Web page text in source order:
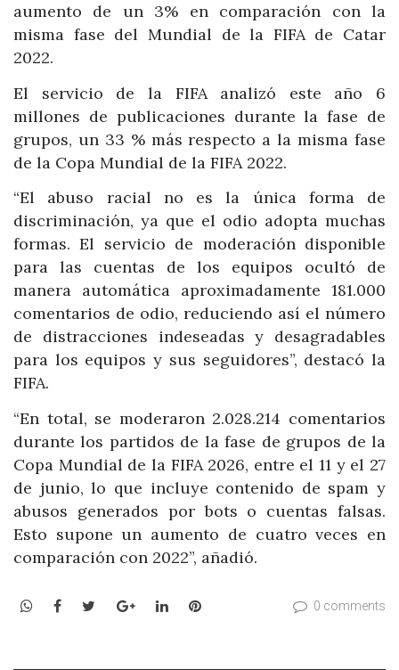
aumento de un 3% en comparación con la
misma fase del Mundial de la FIFA de Catar
2022.
El servicio de la FIFA analizó este año 6
millones de publicaciones durante la fase de
grupos, un 33 % más respecto a la misma fase
de la Copa Mundial de la FIFA 2022.
“El abuso racial no es la única forma de
discriminación, ya que el odio adopta muchas
formas. El servicio de moderación disponible
para las cuentas de los equipos ocultó de
manera automática aproximadamente 181.000
comentarios de odio, reduciendo así el número
de distracciones indeseadas y desagradables
para los equipos y sus seguidores”, destacó la
FIFA.
“En total, se moderaron 2.028.214 comentarios
durante los partidos de la fase de grupos de la
Copa Mundial de la FIFA 2026, entre el 11 y el 27
de junio, lo que incluye contenido de spam y
abusos generados por bots o cuentas falsas.
Esto supone un aumento de cuatro veces en
comparación con 2022”, añadió.
WhatsApp
Facebook
TwitterGoogle+LinkedInPinterest 0 comments